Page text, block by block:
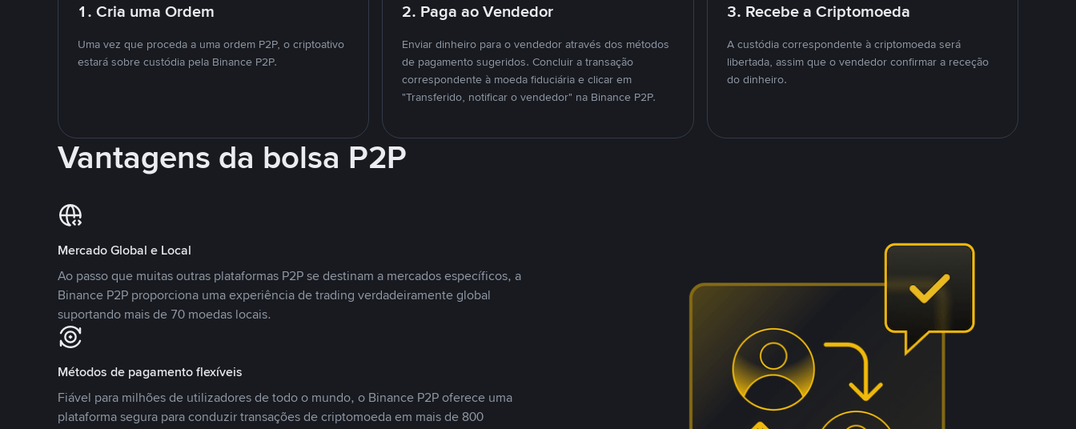
1. Cria uma Ordem
Uma vez que proceda a uma ordem P2P, o criptoativo
estará sobre custódia pela Binance P2P.
2. Paga ao Vendedor
Enviar dinheiro para o vendedor através dos métodos
de pagamento sugeridos. Concluir a transação
correspondente à moeda fiduciária e clicar em
"Transferido, notificar o vendedor" na Binance P2P.
3. Recebe a Criptomoeda
A custódia correspondente à criptomoeda será
libertada, assim que o vendedor confirmar a receção
do dinheiro.
Vantagens da bolsa P2P
Mercado Global e Local
Ao passo que muitas outras plataformas P2P se destinam a mercados específicos, a
Binance P2P proporciona uma experiência de trading verdadeiramente global
suportando mais de 70 moedas locais.
Métodos de pagamento flexíveis
Fiável para milhões de utilizadores de todo o mundo, o Binance P2P oferece uma
plataforma segura para conduzir transações de criptomoeda em mais de 800